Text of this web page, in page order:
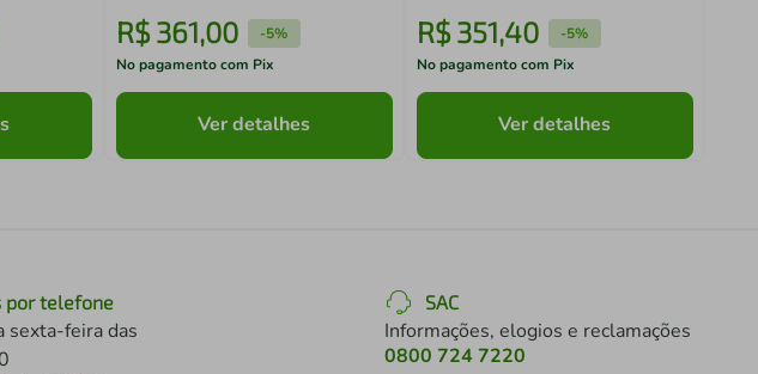
R$ 361,00 -5%
No pagamento com Pix
Ver detalhes
R$ 351,40 -5%
No pagamento com Pix
Ver detalhes
por telefone
sexta-feira das
SAC
Informações, elogios e reclamações
0800 724 7220